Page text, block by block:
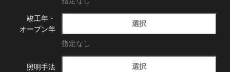
竣工年・
オープン年
選択
指定なし
照明手法 選択